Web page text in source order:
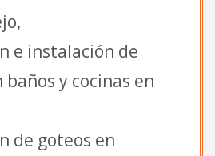
e instalación de
y cocinas en
de goteos en